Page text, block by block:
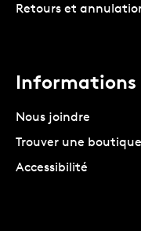
Retours et
Informations
Nous joindre
Trouver une boutique
Accessibilité